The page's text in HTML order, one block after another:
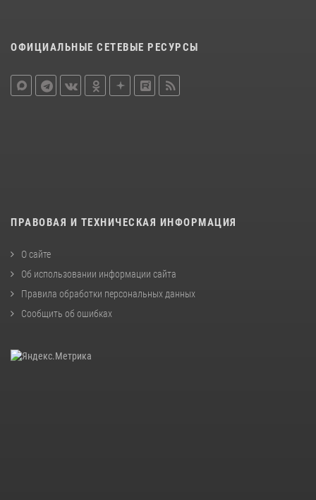
ОФИЦИАЛЬНЫЕ СЕТЕВЫЕ РЕСУРСЫ
ПРАВОВАЯ И ТЕХНИЧЕСКАЯ ИНФОРМАЦИЯ
О сайте
Об использовании информации сайта
Правила обработки персональных данных
Сообщить об ошибках